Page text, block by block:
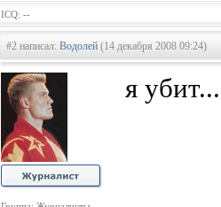
ICQ: --
#2 написал: Водолей (14 декабря 2008 09:24)
я